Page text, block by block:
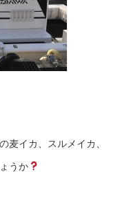
麦イカ、スルメイカ、
うか